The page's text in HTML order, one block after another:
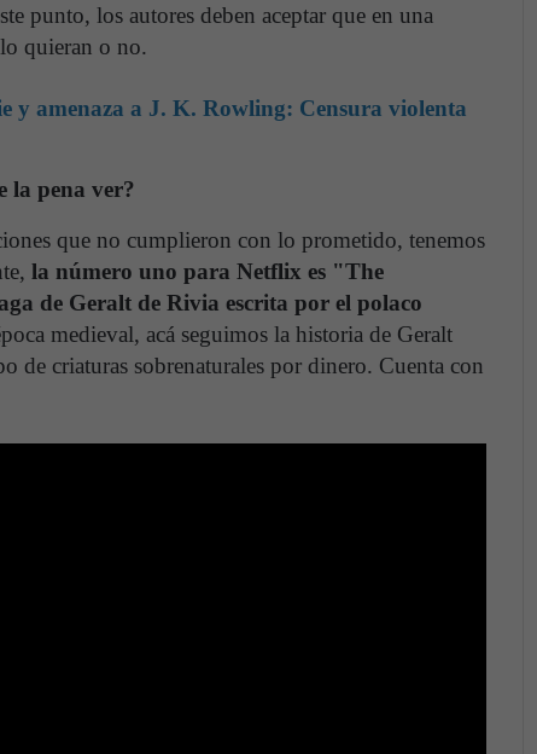
punto, los autores deben aceptar que en una
quieran o no.
y amenaza a J. K. Rowling: Censura violenta
la pena ver?
que no cumplieron con lo prometido, tenemos
la número uno para Netflix es "The
de Geralt de Rivia escrita por el polaco
medieval, acá seguimos la historia de Geralt
criaturas sobrenaturales por dinero. Cuenta con